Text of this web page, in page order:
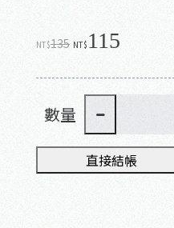
NT$135 NT$ 115
數量
直接結帳